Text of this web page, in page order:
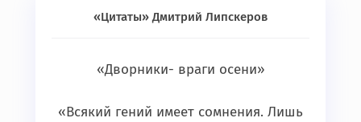
«Цитаты» Дмитрий Липскеров
«Дворники- враги осени»
«Всякий гений имеет сомнения. Лишь